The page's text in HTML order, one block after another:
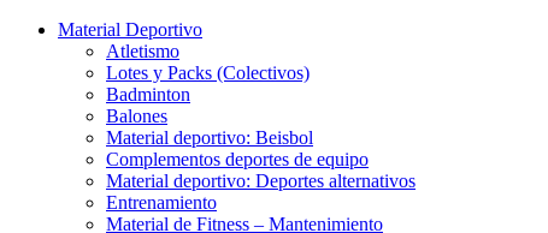
Material Deportivo
Atletismo
Lotes y Packs (Colectivos)
Badminton
Balones
Material deportivo: Beisbol
Complementos deportes de equipo
Material deportivo: Deportes alternativos
Entrenamiento
Material de Fitness – Mantenimiento